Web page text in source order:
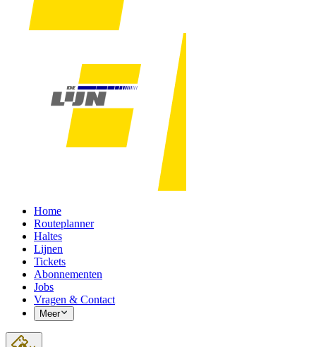
Home
Routeplanner
Haltes
Lijnen
Tickets
Abonnementen
Jobs
Vragen & Contact
Meer